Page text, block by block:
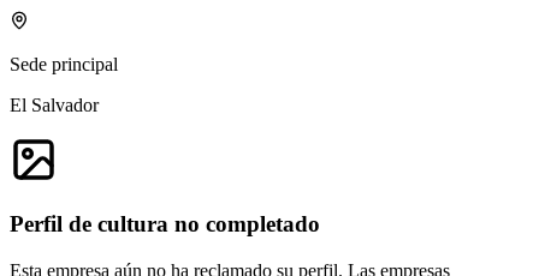
Sede principal
El Salvador
Perfil de cultura no completado
Esta empresa aún no ha reclamado su perfil. Las empresas